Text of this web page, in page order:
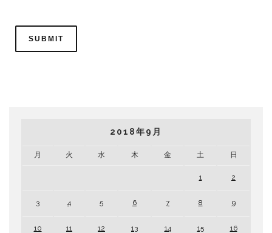
2018年9月
月 火 水 木 金 土 日
1 2
3 4 5 6 7 8 9
10 11 12 13 14 15 16